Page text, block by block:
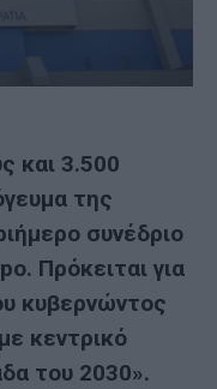
και 3.500
της
συνέδριο
Πρόκειται για
κυβερνώντος
κεντρικό
του 2030».